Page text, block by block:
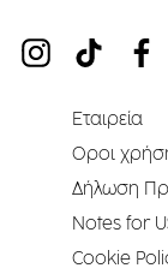
Εταιρεία
Οροι
Δήλωση
Notes for
Cookie